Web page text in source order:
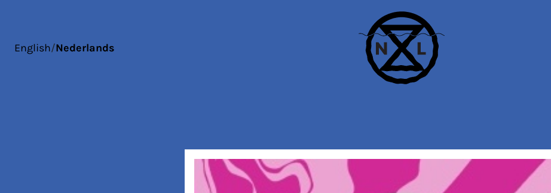
English/Nederlands